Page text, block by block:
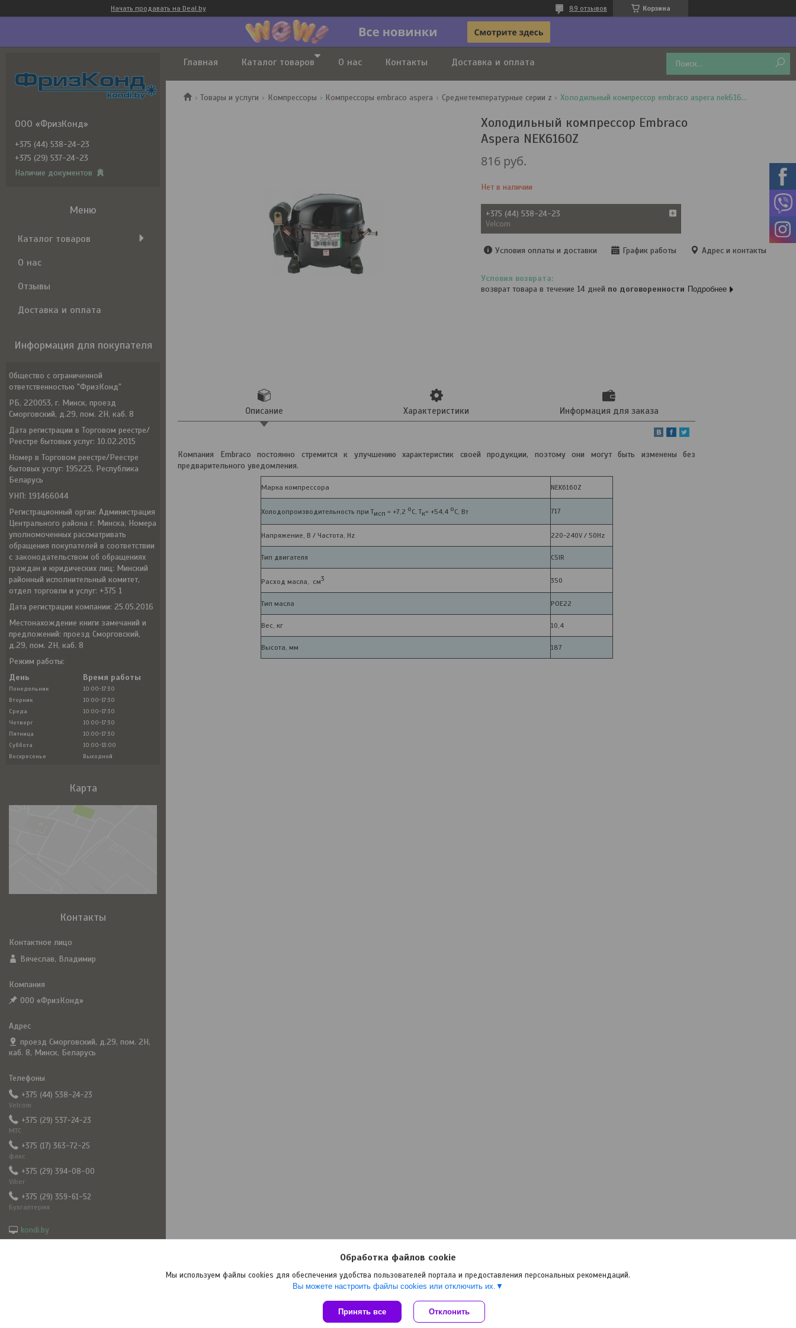
Начать продавать на Deal.by Корзина
89 отзывов
Главная Каталог товаров О нас Контакты Доставка и оплата
Товары и услуги Компрессоры Компрессоры embraco aspera Среднетемпературные серии z Холодильный компрессор embraco aspera nek6160z
Холодильный компрессор Embraco
Aspera NEK6160Z
816 руб.
Нет в наличии
+375 (44) 538-24-23
Velcom
Условия оплаты и доставки График работы Адрес и контакты
возврат товара в течение 14 дней по договоренности Подробнее
Описание Характеристики Информация для заказа
Компания Embraco постоянно стремится к улучшению характеристик своей продукции, поэтому они могут быть изменены без
предварительного уведомления.
Марка компрессора NEK6160Z
Холодопроизводительность при Тисп = +7,2 оС, Tк= +54,4 оС, Вт 717
Напряжение, В / Частота, Hz 220-240V / 50Hz
Тип двигателя CSIR
Расход масла, см3 350
Тип масла POE22
Вес, кг 10,4
Высота, мм 187
ООО «ФризКонд»
+375 (44) 538-24-23
+375 (29) 537-24-23
Наличие документов
Каталог товаров
О нас
Отзывы
Доставка и оплата
Информация для покупателя
Общество с ограниченной
ответственностью "ФризКонд"
РБ, 220053, г. Минск, проезд
Сморговский, д.29, пом. 2Н, каб. 8
Дата регистрации в Торговом реестре/
Реестре бытовых услуг: 10.02.2015
Номер в Торговом реестре/Реестре
бытовых услуг: 195223, Республика
Беларусь
УНП: 191466044
Регистрационный орган: Администрация
Центрального района г. Минска, Номера
уполномоченных рассматривать
обращения покупателей в соответствии
с законодательством об обращениях
граждан и юридических лиц: Минский
районный исполнительный комитет,
отдел торговли и услуг: +375 1
Дата регистрации компании: 25.05.2016
Местонахождение книги замечаний и
предложений: проезд Сморговский,
д.29, пом. 2Н, каб. 8
Режим работы:
День
Время работы
Понедельник
10:00-17:30
Вторник
10:00-17:30
Среда
10:00-17:30
Четверг
10:00-17:30
Пятница
10:00-17:30
Суббота
10:00-13:00
Воскресенье
Выходной
Карта
Контакты
Вячеслав, Владимир
ООО «ФризКонд»
проезд Сморговский, д.29, пом. 2Н,
каб. 8, Минск, Беларусь
+375 (44) 538-24-23
Velcom
+375 (29) 537-24-23
МТС
+375 (17) 363-72-25
факс
+375 (29) 394-08-00
Viber
+375 (29) 359-61-52
Бухгалтерия
kondi.by
Сайт создан на платформе Deal.by
Политика обработки файлов cookies
Обработка файлов cookie
Мы используем файлы cookies для обеспечения удобства пользователей портала и предоставления персональных рекомендаций.
Вы можете настроить файлы cookies или отключить их.
Принять все Отклонить